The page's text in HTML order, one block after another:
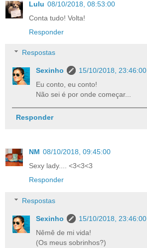
Lulu 08/10/2018, 08:53:00
Conta tudo! Volta!
Responder
Respostas
Sexinho
15/10/2018, 23:46:00
Eu conto, eu conto!
Não sei é por onde começar...
Responder
NM 08/10/2018, 09:45:00
Sexy lady.... <3<3<3
Responder
Respostas
Sexinho
15/10/2018, 23:46:00
Nêmê de mi vida!
(Os meus sobrinhos?)